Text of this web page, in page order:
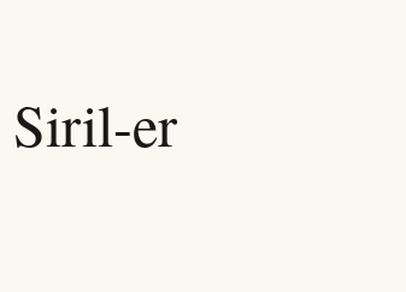
Siril-er